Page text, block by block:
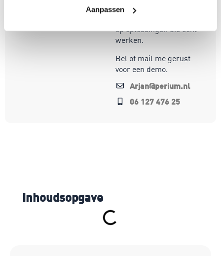
Aanpassensteeds veranderende
op oplossingen die écht
werken.
Bel of mail me gerust
voor een demo.
Arjan@perium.nl
06 127 476 25
Inhoudsopgave